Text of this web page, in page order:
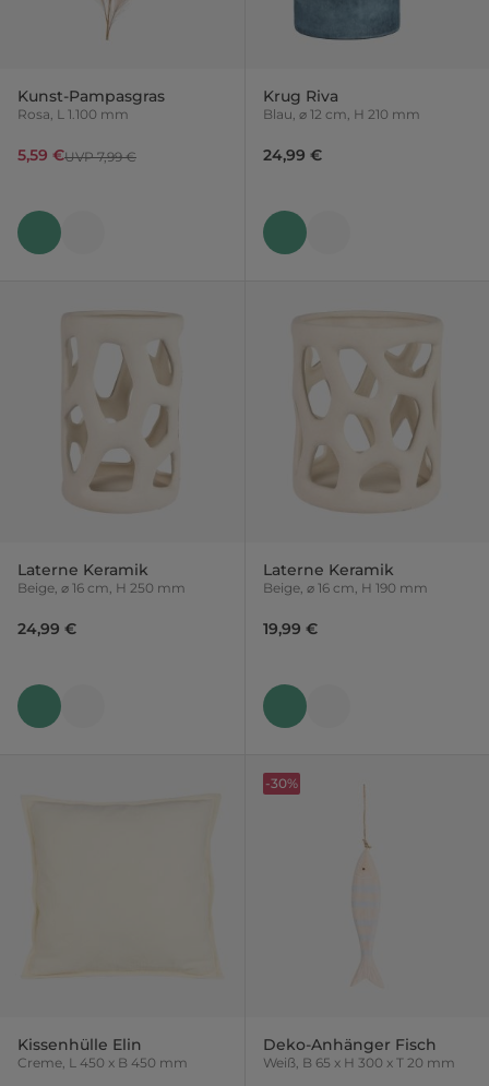
Kunst-Pampasgras
Rosa, L 1.100 mm
5,59 €UVP 7,99 €
Krug Riva
Blau, ⌀ 12 cm, H 210 mm
24,99 €
Laterne Keramik
Beige, ⌀ 16 cm, H 250 mm
24,99 €
Laterne Keramik
Beige, ⌀ 16 cm, H 190 mm
19,99 €
Kissenhülle Elin
Creme, L 450 x B 450 mm
Deko-Anhänger Fisch
Weiß, B 65 x H 300 x T 20 mm
-30%